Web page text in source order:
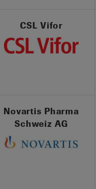
CSL Vifor
Novartis Pharma
Schweiz AG